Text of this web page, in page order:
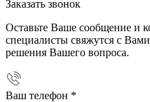
Заказать звонок
Оставьте Ваше сообщение и
специалисты свяжутся с
решения Вашего вопроса.
Ваш телефон *